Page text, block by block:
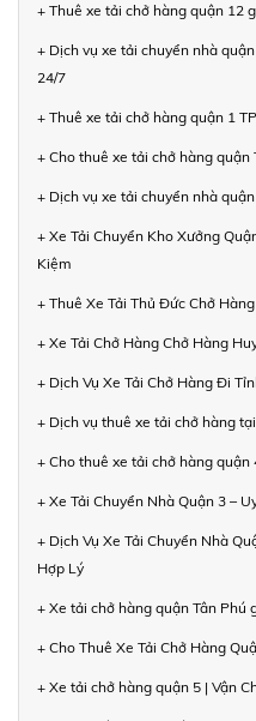
+ Thuê xe tải chở hàng quận 12
+ Dịch vụ xe tải chuyển nhà
24/7
+ Thuê xe tải chở hàng quận 1
+ Cho thuê xe tải chở hàng
+ Dịch vụ xe tải chuyển nhà
+ Xe Tải Chuyển Kho Xưởng
Kiệm
+ Thuê Xe Tải Thủ Đức Chở
+ Xe Tải Chở Hàng Chở Hàng
+ Dịch Vụ Xe Tải Chở Hàng Đi
+ Dịch vụ thuê xe tải chở hàng
+ Cho thuê xe tải chở hàng
+ Xe Tải Chuyển Nhà Quận 3 –
+ Dịch Vụ Xe Tải Chuyển Nhà
Hợp Lý
+ Xe tải chở hàng quận Tân Phú
+ Cho Thuê Xe Tải Chở Hàng
+ Xe tải chở hàng quận 5 | Vận